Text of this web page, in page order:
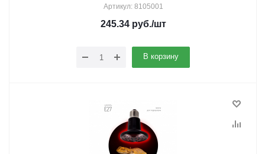
Артикул: 8105001
245.34руб./шт
В корзину